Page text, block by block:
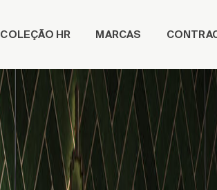
COLEÇÃO HR MARCAS